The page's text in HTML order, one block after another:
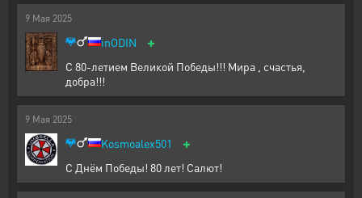
9 Мая 2025
inODIN +
С 80-летием Великой Победы!!! Мира , счастья,
добра!!!
9 Мая 2025
Kosmoalex501 +
С Днём Победы! 80 лет! Салют!